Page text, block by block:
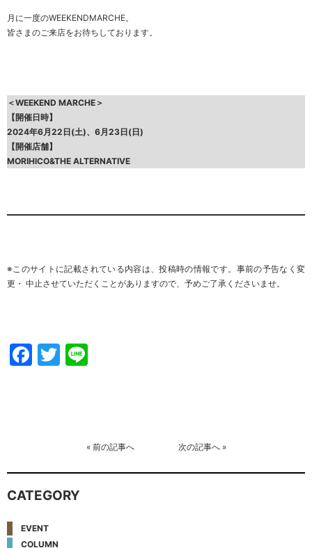
月に一度のWEEKENDMARCHE。
皆さまのご来店をお待ちしております。
＜WEEKEND MARCHE＞
【開催日時】
2024年6月22日(土)、6月23日(日)
【開催店舗】
MORIHICO&THE ALTERNATIVE
※このサイトに記載されている内容は、投稿時の情報です。事前の予告なく変
更・ 中止させていただくことがありますので、 予めご了承くださいませ。
Facebook
Twitter
« 前の記事へ 次の記事へ»
CATEGORY
EVENT
COLUMN